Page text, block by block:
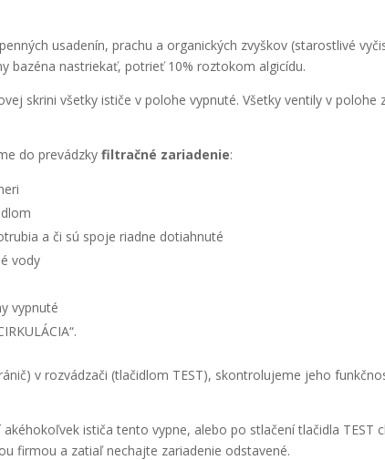
usadenín, prachu a organických zvyškov (starostlivé
bazéna nastriekať, potrieť 10% roztokom algicídu.
skrini všetky ističe v polohe vypnuté. Všetky ventily v
do prevádzkyfiltračné zariadenie:
a či sú spoje riadne dotiahnuté
vody
vypnuté
v rozvádzači (tlačidlom TEST), skontrolujeme jeho
akéhokoľvek ističa tento vypne, alebo po stlačení tlačidla
firmou a zatiaľ nechajte zariadenie odstavené.